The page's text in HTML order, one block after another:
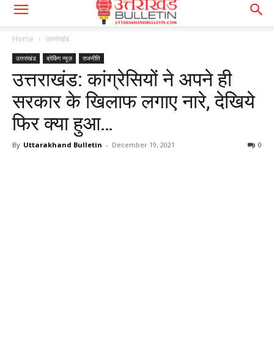
Home उत्तराखंड
उत्तराखंड ब्रेकिंग न्यूज़ राजनीति
उत्तराखंड: कांग्रेसियों ने अपने ही
सरकार के खिलाफ लगाए नारे, देखिये
फिर क्या हुआ…
By Uttarakhand Bulletin - December 19, 2021 0